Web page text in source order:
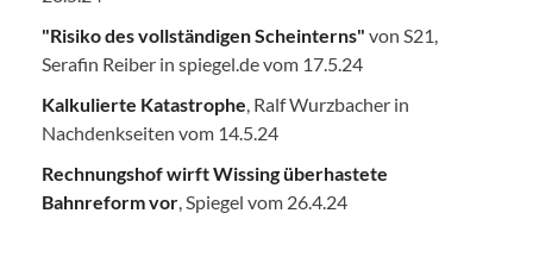
"Risiko des vollständigen Scheinterns" von S21,
Serafin Reiber in spiegel.de vom 17.5.24
Kalkulierte Katastrophe , Ralf Wurzbacher in
Nachdenkseiten vom 14.5.24
Rechnungshof wirft Wissing überhastete
Bahnreform vor , Spiegel vom 26.4.24